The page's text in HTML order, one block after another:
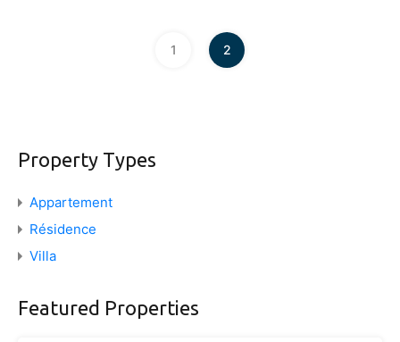
1 2
Property Types
Appartement
Résidence
Villa
Featured Properties